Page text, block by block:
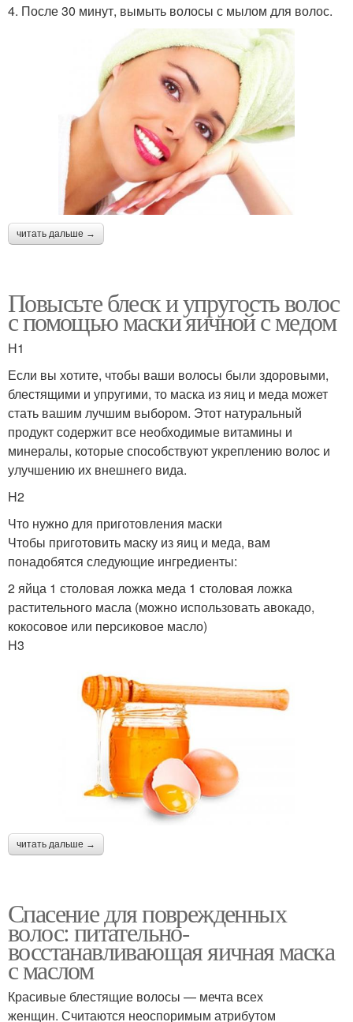
4. После 30 минут, вымыть волосы с мылом для волос.
читать дальше →
Повысьте блеск и упругость волос
с помощью маски яичной с медом
H1
Если вы хотите, чтобы ваши волосы были здоровыми,
блестящими и упругими, то маска из яиц и меда может
стать вашим лучшим выбором. Этот натуральный
продукт содержит все необходимые витамины и
минералы, которые способствуют укреплению волос и
улучшению их внешнего вида.
H2
Что нужно для приготовления маски
Чтобы приготовить маску из яиц и меда, вам
понадобятся следующие ингредиенты:
2 яйца 1 столовая ложка меда 1 столовая ложка
растительного масла (можно использовать авокадо,
кокосовое или персиковое масло)
H3
читать дальше →
Спасение для поврежденных
волос: питательно-
восстанавливающая яичная маска
с маслом
Красивые блестящие волосы — мечта всех
женщин. Считаются неоспоримым атрибутом